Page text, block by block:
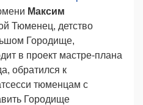
Максим
Тюменец, детство
Городище,
в проект мастре-плана
обратился к
тюменцам с
Городище